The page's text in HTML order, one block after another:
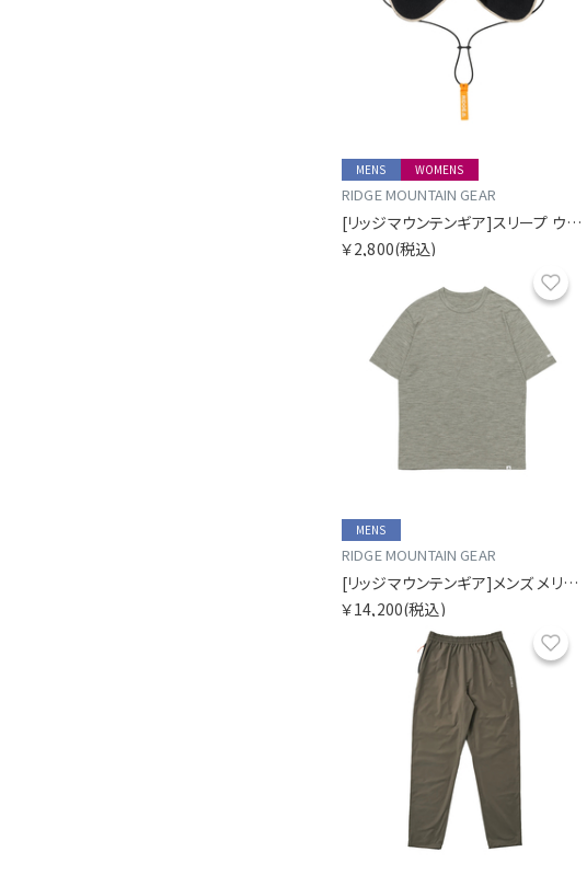
MENS WOMENS
RIDGE MOUNTAIN GEAR
[リッジマウンテンギア]スリープ ウォーム
￥2,800(税込)
MENS
RIDGE MOUNTAIN GEAR
[リッジマウンテンギア]メンズ メリノベーシックショートスリーブTシャツ マイクロボーダー
￥14,200(税込)